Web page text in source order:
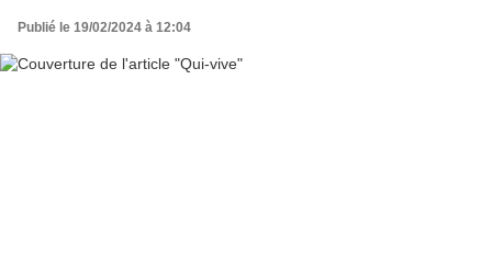
Publié le 19/02/2024 à 12:04